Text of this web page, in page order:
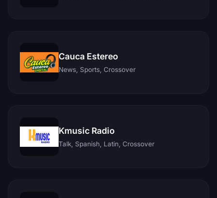
Cauca Estereo
News, Sports, Crossover
Kmusic Radio
Talk, Spanish, Latin, Crossover